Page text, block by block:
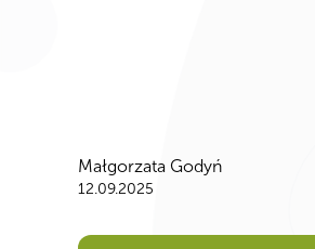
Małgorzata Godyń
12.09.2025